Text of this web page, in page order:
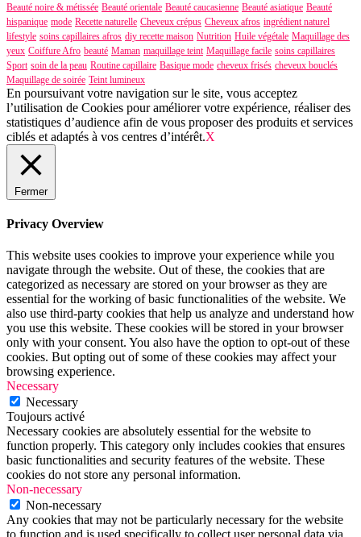
Beauté noire & métissée Beauté orientale Beauté caucasienne Beauté asiatique Beauté
hispanique mode Recette naturelle Cheveux crépus Cheveux afros ingrédient naturel
lifestyle soins capillaires afros diy recette maison Nutrition Huile végétale Maquillage des
yeux Coiffure Afro beauté Maman maquillage teint Maquillage facile soins capillaires
Sport soin de la peau Routine capillaire Basique mode cheveux frisés cheveux bouclés
Maquillage de soirée Teint lumineux
En poursuivant votre navigation sur le site, vous acceptez
l’utilisation de Cookies pour améliorer votre expérience, réaliser des
statistiques d’audience afin de vous proposer des produits et services
ciblés et adaptés à vos centres d’intérêt.X
Fermer
Privacy Overview
This website uses cookies to improve your experience while you
navigate through the website. Out of these, the cookies that are
categorized as necessary are stored on your browser as they are
essential for the working of basic functionalities of the website. We
also use third-party cookies that help us analyze and understand how
you use this website. These cookies will be stored in your browser
only with your consent. You also have the option to opt-out of these
cookies. But opting out of some of these cookies may affect your
browsing experience.
Necessary
Necessary
Toujours activé
Necessary cookies are absolutely essential for the website to
function properly. This category only includes cookies that ensures
basic functionalities and security features of the website. These
cookies do not store any personal information.
Non-necessary
Non-necessary
Any cookies that may not be particularly necessary for the website
to function and is used specifically to collect user personal data via